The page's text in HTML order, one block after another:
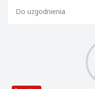
Do uzgodnienia